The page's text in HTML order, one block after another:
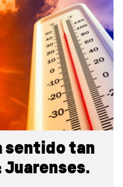
sentido tan
Juarenses.